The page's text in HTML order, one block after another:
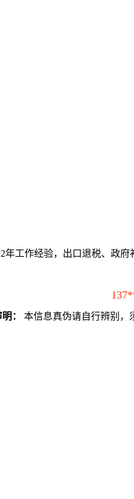
年工作经验，出口退税、政
： 本信息真伪请自行辨别，